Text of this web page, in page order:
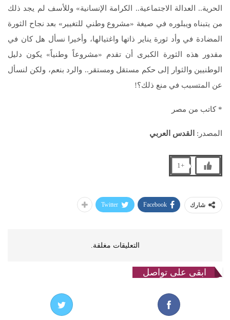
الحرية.. العدالة الاجتماعية.. الكرامة الإنسانية» وللأسف لم يجد ذلك
من يتبناه ويبلوره في صيغة «مشروع وطني للتغيير» بعد نجاح الثورة
المضادة في وأد ثورة يناير ذاتها واغتيالها، وأخيرا نسأل هل كان في
مقدور هذه الثورة الكبرى أن تقدم «مشروعاً وطنياً» يكون دليل
الوطنيين والثوار إلى حكم مستقل ومستقر.. والرد بنعم، ولكن لنسأل
عن المتسبب في منع ذلك؟!
* كاتب من مصر
المصدر: القدس العربي
+1
شارك Facebook
Twitter
التعليقات مغلقة.
ابقى على تواصل